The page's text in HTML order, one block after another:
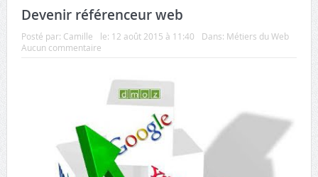
Devenir référenceur web
Posté par: Camille le: 12 août 2015 à 11:40 Dans: Métiers du Web
Aucun commentaire